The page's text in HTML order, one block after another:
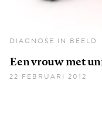
DIAGNOSE IN BEELD
Een vrouw met
22 FEBRUARI 2012